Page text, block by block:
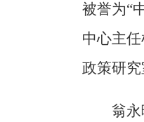
被誉为“
中心主
政策研究
翁